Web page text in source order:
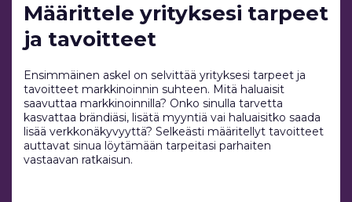
Määrittele yrityksesi tarpeet
ja tavoitteet
Ensimmäinen askel on selvittää yrityksesi tarpeet ja
tavoitteet markkinoinnin suhteen. Mitä haluaisit
saavuttaa markkinoinnilla? Onko sinulla tarvetta
kasvattaa brändiäsi, lisätä myyntiä vai haluaisitko saada
lisää verkkonäkyvyyttä? Selkeästi määritellyt tavoitteet
auttavat sinua löytämään tarpeitasi parhaiten
vastaavan ratkaisun.